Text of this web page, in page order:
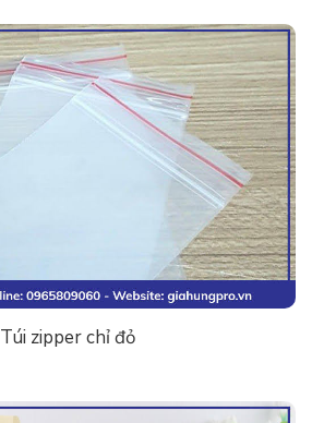
Túi zipper chỉ đỏ